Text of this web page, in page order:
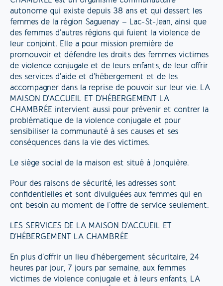
autonome qui existe depuis 38 ans et qui dessert les
femmes de la région Saguenay – Lac-St-Jean, ainsi que
des femmes d’autres régions qui fuient la violence de
leur conjoint. Elle a pour mission première de
promouvoir et défendre les droits des femmes victimes
de violence conjugale et de leurs enfants, de leur offrir
des services d’aide et d’hébergement et de les
accompagner dans la reprise de pouvoir sur leur vie. LA
MAISON D’ACCUEIL ET D’HÉBERGEMENT LA
CHAMBRÉE intervient aussi pour prévenir et contrer la
problématique de la violence conjugale et pour
sensibiliser la communauté à ses causes et ses
conséquences dans la vie des victimes.
Le siège social de la maison est situé à Jonquière.
Pour des raisons de sécurité, les adresses sont
confidentielles et sont divulguées aux femmes qui en
ont besoin au moment de l’offre de service seulement.
LES SERVICES DE LA MAISON D’ACCUEIL ET
D’HÉBERGEMENT LA CHAMBRÉE
En plus d’offrir un lieu d’hébergement sécuritaire, 24
heures par jour, 7 jours par semaine, aux femmes
victimes de violence conjugale et à leurs enfants, LA